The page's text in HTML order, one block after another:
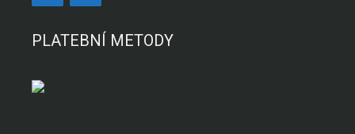
PLATEBNÍ METODY